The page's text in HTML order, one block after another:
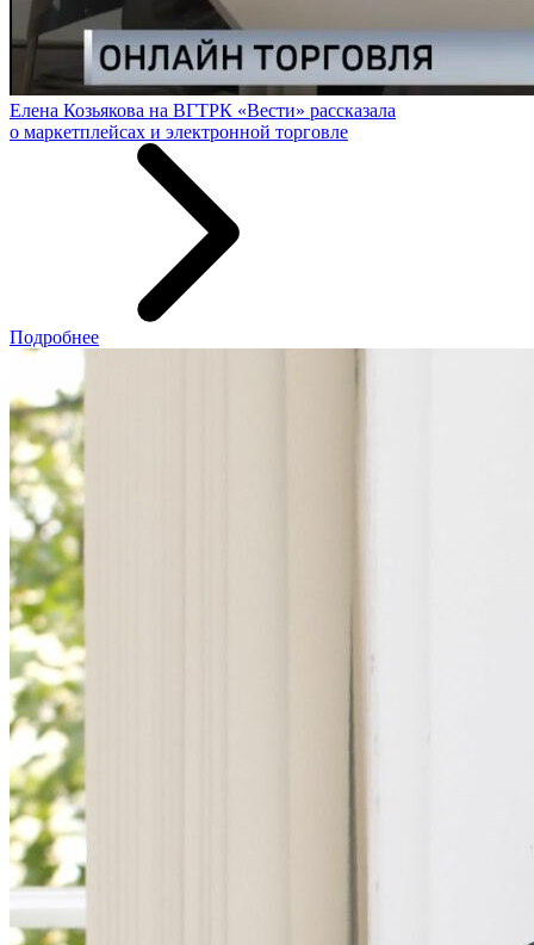
Елена Козьякова на ВГТРК «Вести» рассказала
о маркетплейсах и электронной торговле
Подробнее